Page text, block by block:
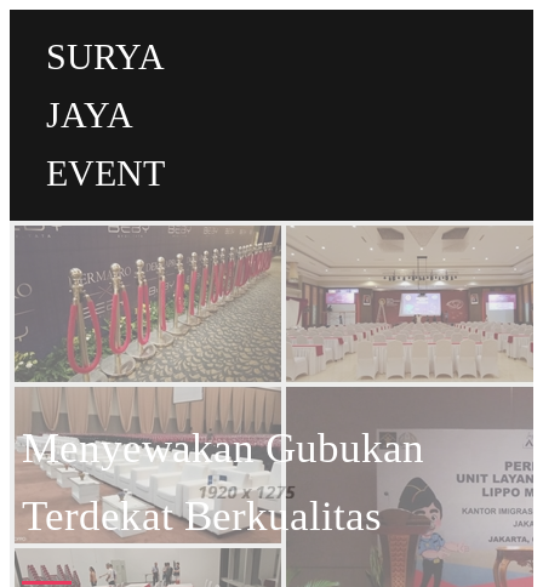
SURYA
JAYA
EVENT
Menyewakan Gubukan
Terdekat Berkualitas